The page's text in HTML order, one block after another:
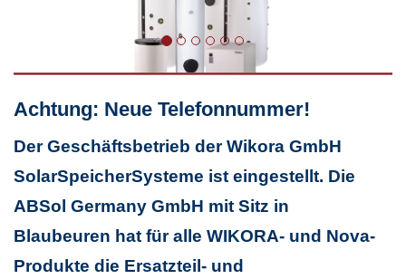
Achtung: Neue Telefonnummer!
Der Geschäftsbetrieb der Wikora GmbH
SolarSpeicherSysteme ist eingestellt. Die
ABSol Germany GmbH mit Sitz in
Blaubeuren hat für alle WIKORA- und Nova-
Produkte die Ersatzteil- und